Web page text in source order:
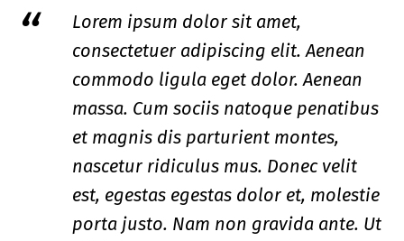
Lorem ipsum dolor sit amet,
consectetuer adipiscing elit. Aenean
commodo ligula eget dolor. Aenean
massa. Cum sociis natoque penatibus
et magnis dis parturient montes,
nascetur ridiculus mus. Donec velit
est, egestas egestas dolor et, molestie
porta justo. Nam non gravida ante. Ut